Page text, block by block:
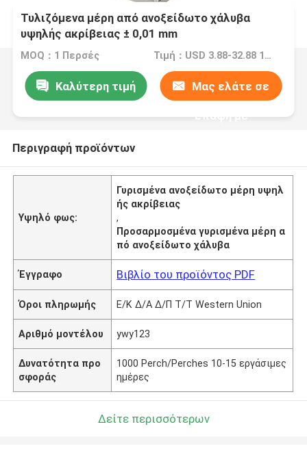
Τυλιζόμενα μέρη από ανοξείδωτο χάλυβα
υψηλής ακρίβειας ± 0,01 mm
MOQ：1 Περσές Τιμή：USD 3.88-32.88 1 Perch/Perches
Καλύτερη τιμή Μας ελάτε σε
επαφή με
Περιγραφή προϊόντων
Υψηλό φως:
Γυρισμένα ανοξείδωτο μέρη υψηλ
ής ακρίβειας
,
Προσαρμοσμένα γυρισμένα μέρη α
πό ανοξείδωτο χάλυβα
Έγγραφο Βιβλίο του προϊόντος PDF
Όροι πληρωμής Ε/Κ Δ/Α Δ/Π Τ/Τ Western Union
Αριθμό μοντέλου ywy123
Δυνατότητα προ
σφοράς
1000 Perch/Perches 10-15 εργάσιμες
ημέρες
Δείτε περισσότερων